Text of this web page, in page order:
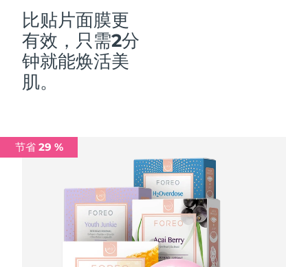
比贴片面膜更
有效，只需2分
钟就能焕活美
肌。
节省 29 %
马来西亚
马耳他
墨西哥
荷兰
预计送达日期
预计送达日期
预计送达日期